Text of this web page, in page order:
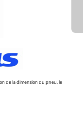
de la dimension du pneu, le